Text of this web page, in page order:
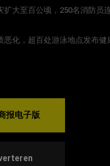
扩大至百公顷，250名消防员
恶化，超百处游泳地点发布健
报电子版